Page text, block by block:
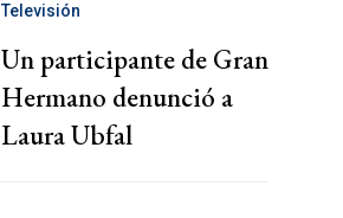
Televisión
Un participante de Gran
Hermano denunció a
Laura Ubfal